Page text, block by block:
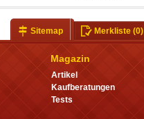
Sitemap Merkliste(0)
Magazin
Artikel
Kaufberatungen
Tests